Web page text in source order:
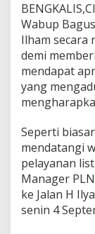
Wabup
Ilham secara
demi
mendapat
yang
Seperti
mendatangi
pelayanan
Manager
ke Jalan H
senin 4